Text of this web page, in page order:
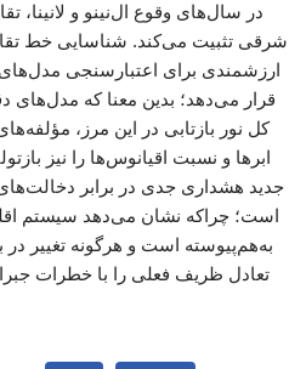
شرقی تثبیت می‌کند. شناسایی خط
ارزشمندی برای اعتبارسنجی مدل‌های
قرار می‌دهد؛ بدین معنا که مدل‌های
کل نور بازتابی در این مرز،
ابرها و نسبت اقیانوس‌ها را نیز
جدید هشداری جدی در برابر
است؛ چراکه نشان می‌دهد سیستم
به‌هم‌پیوسته است و هرگونه تغییر در
تعادل ظریف فعلی را با خطرات